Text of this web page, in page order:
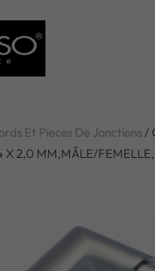
Et Pieces De Jonctions/
2,0 MM,MÂLE/FEMELLE,